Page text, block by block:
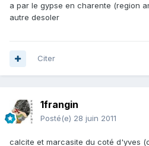
a par le gypse en charente (region
autre desoler
Citer
1frangin
Posté(e) 28 juin 2011
calcite et marcasite du coté d'yves